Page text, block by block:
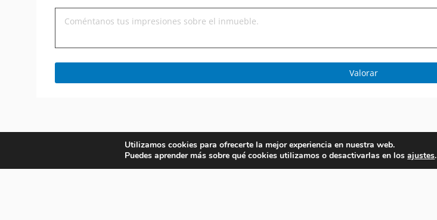
Valorar
Utilizamos cookies para ofrecerte la mejor experiencia en nuestra web.
Puedes aprender más sobre qué cookies utilizamos o desactivarlas en losajustes.